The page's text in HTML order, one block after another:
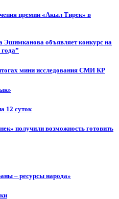
премии «Акыл Тирек» в
объявляет конкурс на
мини исследования СМИ КР
12 суток
получили возможность готовить
– ресурсы народа»